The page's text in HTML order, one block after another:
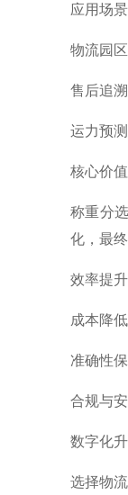
应用场
物流园
售后追
运力预
核心价
称重分
化，最
效率提
成本降
准确性
合规与
数字化
选择物